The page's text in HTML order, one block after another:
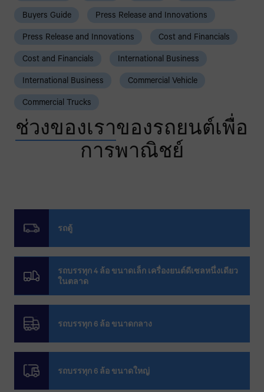
Buyers Guide
Press Release and Innovations
Press Release and Innovations
Cost and Financials
Cost and Financials
International Business
International Business
Commercial Vehicle
Commercial Trucks
ช่วงของเราของรถยนต์เพื่อ
การพาณิชย์
รถตู้
รถบรรทุก 4 ล้อ ขนาดเล็ก เครื่องยนต์ดีเซลหนึ่งเดียว
ในตลาด​
รถบรรทุก 6 ล้อ ขนาดกลาง​
รถบรรทุก 6 ล้อ ขนาดใหญ่